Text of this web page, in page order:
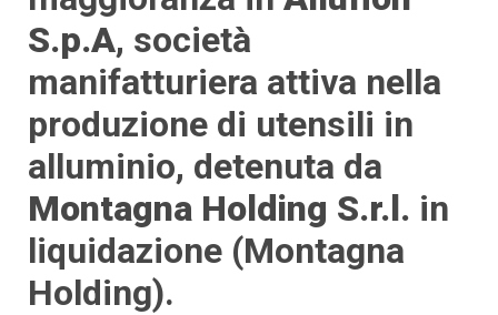
S.p.A, società
manifatturiera attiva nella
produzione di utensili in
alluminio, detenuta da
Montagna Holding S.r.l. in
liquidazione (Montagna
Holding).